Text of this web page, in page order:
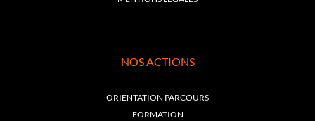
NOS ACTIONS
ORIENTATION PARCOURS
FORMATION